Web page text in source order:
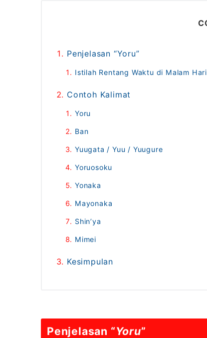
Penjelasan “Yoru”
Istilah Rentang Waktu di Malam Hari
Contoh Kalimat
Yoru
Ban
Yuugata / Yuu / Yuugure
Yoruosoku
Yonaka
Mayonaka
Shin’ya
Mimei
Kesimpulan
Penjelasan “Yoru”